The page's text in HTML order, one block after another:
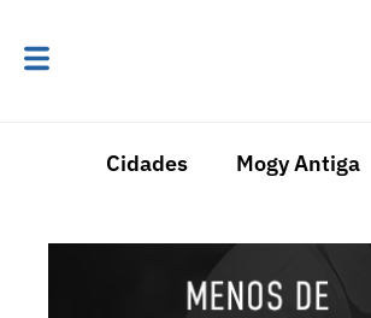
Cidades Mogy Antiga